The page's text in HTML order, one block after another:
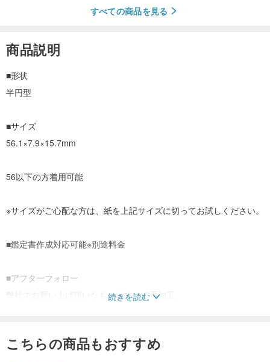
すべての商品を見る
商品説明
■形状
半円型
■サイズ
56.1×7.9×15.7mm
56以下の方着用可能
※サイズがご心配な方は、紙を上記サイズに切ってお試しください。
■鑑定書作成対応可能※別途料金
■アフターフォロー
弊社でお買い上げ頂いたものはすべて再加工、
お気軽にご相談ください♪
続きを読む
こちらの商品もおすすめ